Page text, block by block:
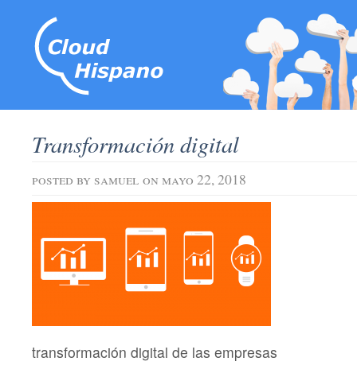
Transformación digital
posted by samuel on mayo 22, 2018
transformación digital de las empresas